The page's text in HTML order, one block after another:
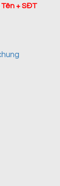
Tên + SĐT